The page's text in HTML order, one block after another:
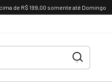
199,00 somente até Domingo